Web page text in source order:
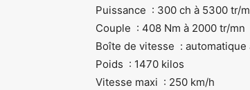
Puissance : 300 ch à 5300 tr/
Couple : 408 Nm à 2000 tr/mn
Boîte de vitesse :
Poids : 1470 kilos
Vitesse maxi : 250 km/h